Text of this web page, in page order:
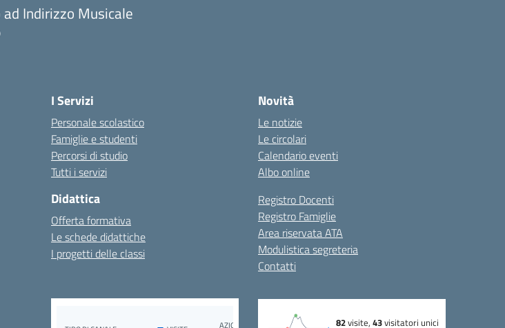
Indirizzo Musicale
I Servizi
Personale scolastico
Famiglie e studenti
Percorsi di studio
Tutti i servizi
Didattica
Offerta formativa
Le schede didattiche
I progetti delle classi
Novità
Le notizie
Le circolari
Calendario eventi
Albo online
Registro Docenti
Registro Famiglie
Area riservata ATA
Modulistica segreteria
Contatti